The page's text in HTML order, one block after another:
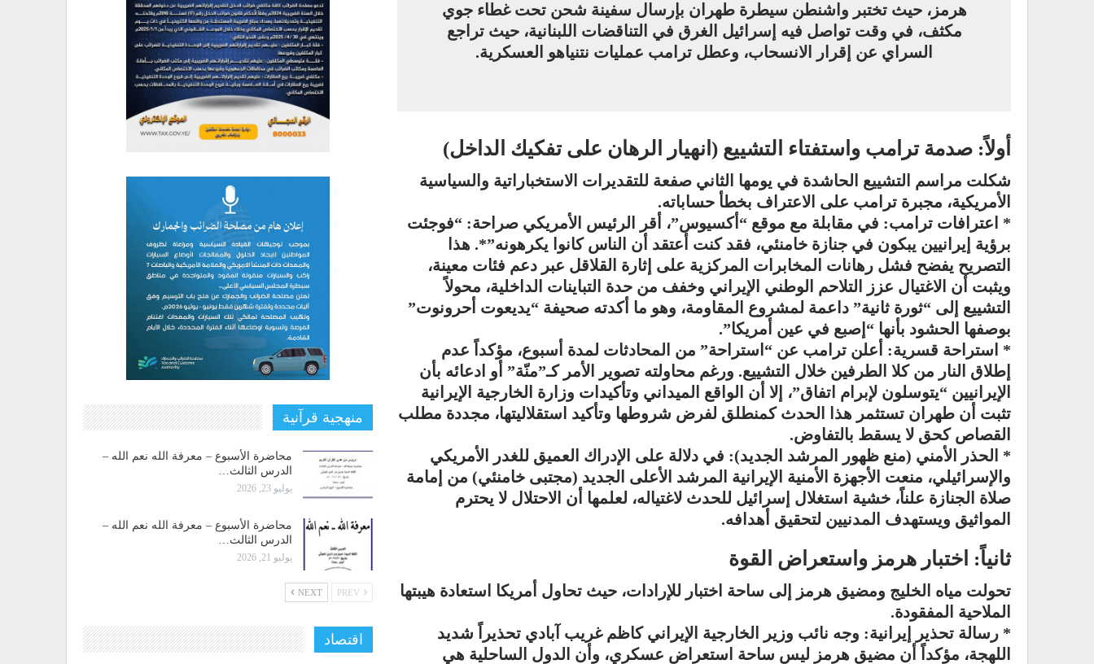
هرمز، حيث تختبر واشنطن سيطرة طهران بإرسال سفينة شحن تحت غطاء جوي
مكثف، في وقت تواصل فيه إسرائيل الغرق في التناقضات اللبنانية، حيث تراجع
السراي عن إقرار الانسحاب، وعطل ترامب عمليات نتنياهو العسكرية.
أولاً: صدمة ترامب واستفتاء التشييع (انهيار الرهان على تفكيك الداخل)
شكلت مراسم التشييع الحاشدة في يومها الثاني صفعة للتقديرات الاستخباراتية والسياسية
الأمريكية، مجبرة ترامب على الاعتراف بخطأ حساباته.
* اعترافات ترامب: في مقابلة مع موقع “أكسيوس”، أقر الرئيس الأمريكي صراحة: “فوجئت
برؤية إيرانيين يبكون في جنازة خامنئي، فقد كنت أعتقد أن الناس كانوا يكرهونه”*. هذا
التصريح يفضح فشل رهانات المخابرات المركزية على إثارة القلاقل عبر دعم فئات معينة،
ويثبت أن الاغتيال عزز التلاحم الوطني الإيراني وخفف من حدة التباينات الداخلية، محولاً
التشييع إلى “ثورة ثانية” داعمة لمشروع المقاومة، وهو ما أكدته صحيفة “يديعوت أحرونوت”
بوصفها الحشود بأنها “إصبع في عين أمريكا”.
* استراحة قسرية: أعلن ترامب عن “استراحة” من المحادثات لمدة أسبوع، مؤكداً عدم
إطلاق النار من كلا الطرفين خلال التشييع. ورغم محاولته تصوير الأمر كـ”منّة” أو ادعائه بأن
الإيرانيين “يتوسلون لإبرام اتفاق”، إلا أن الواقع الميداني وتأكيدات وزارة الخارجية الإيرانية
تثبت أن طهران تستثمر هذا الحدث كمنطلق لفرض شروطها وتأكيد استقلاليتها، مجددة مطلب
القصاص كحق لا يسقط بالتفاوض.
* الحذر الأمني (منع ظهور المرشد الجديد): في دلالة على الإدراك العميق للغدر الأمريكي
والإسرائيلي، منعت الأجهزة الأمنية الإيرانية المرشد الأعلى الجديد (مجتبى خامنئي) من إمامة
صلاة الجنازة علناً، خشية استغلال إسرائيل للحدث لاغتياله، لعلمها أن الاحتلال لا يحترم
المواثيق ويستهدف المدنيين لتحقيق أهدافه.
ثانياً: اختبار هرمز واستعراض القوة
تحولت مياه الخليج ومضيق هرمز إلى ساحة اختبار للإرادات، حيث تحاول أمريكا استعادة هيبتها
الملاحية المفقودة.
* رسالة تحذير إيرانية: وجه نائب وزير الخارجية الإيراني كاظم غريب آبادي تحذيراً شديد
اللهجة، مؤكداً أن مضيق هرمز ليس ساحة استعراض عسكري، وأن الدول الساحلية هي
منهجية قرآنية
محاضرة الأسبوع – معرفة الله نعم الله –
الدرس الثالث…
يوليو 23, 2026
محاضرة الأسبوع – معرفة الله نعم الله –
الدرس الثالث…
يوليو 21, 2026
NEXT
اقتصاد